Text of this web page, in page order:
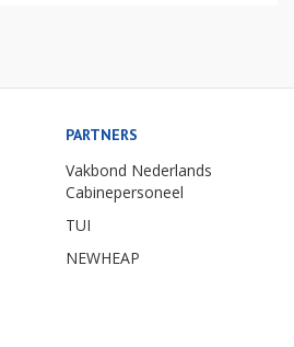
PARTNERS
Vakbond Nederlands
Cabinepersoneel
TUI
NEWHEAP